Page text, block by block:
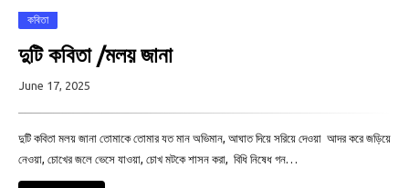
কবিতা
দুটি কবিতা /মলয় জানা
June 17, 2025
দুটি কবিতা মলয় জানা তোমাকে তোমার যত মান অভিমান, আঘাত দিয়ে সরিয়ে দেওয়া আদর করে জড়িয়ে
নেওয়া, চোখের জলে ভেসে যাওয়া, চোখ মটকে শাসন করা, বিধি নিষেধ গন…